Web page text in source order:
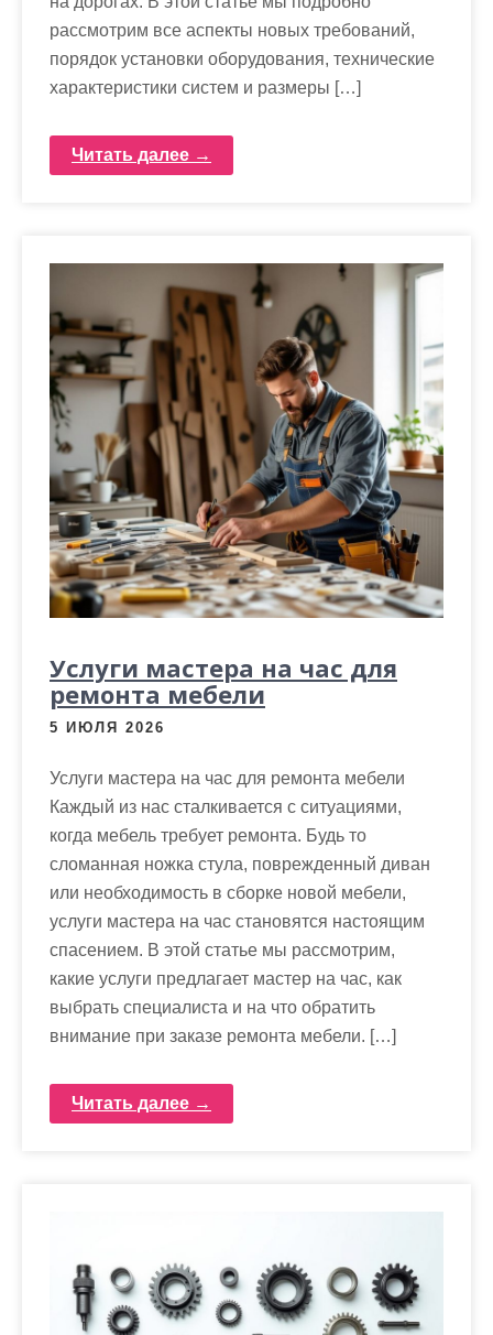
рассмотрим все аспекты новых требований,
порядок установки оборудования, технические
характеристики систем и размеры […]
Читать далее →
Услуги мастера на час для
ремонта мебели
5 ИЮЛЯ 2026
Услуги мастера на час для ремонта мебели
Каждый из нас сталкивается с ситуациями,
когда мебель требует ремонта. Будь то
сломанная ножка стула, поврежденный диван
или необходимость в сборке новой мебели,
услуги мастера на час становятся настоящим
спасением. В этой статье мы рассмотрим,
какие услуги предлагает мастер на час, как
выбрать специалиста и на что обратить
внимание при заказе ремонта мебели. […]
Читать далее →